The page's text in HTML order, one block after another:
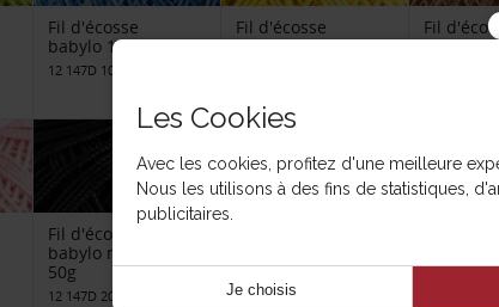
Fil d'écosse
babylo 10 x 50grs
12 147D 10 93
Fil d'écosse
babylo 10 x 50grs
Fil
babylo 10
Fil d'écosse
babylo noir 10 x
50g
12 147D 20 310
Les Cookies
Avec les cookies, profitez d'une meilleure
Nous les utilisons à des fins de statistiques,
publicitaires.
Je choisis